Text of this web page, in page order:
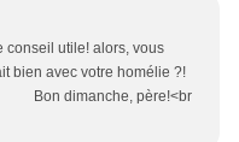
utile! alors, vous
bien avec votre homélie ?!
dimanche, père!<br